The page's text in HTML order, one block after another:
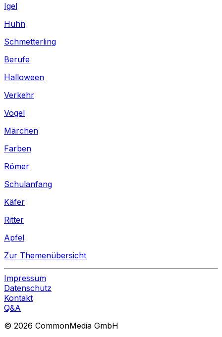
Igel
Huhn
Schmetterling
Berufe
Halloween
Verkehr
Vogel
Märchen
Farben
Römer
Schulanfang
Käfer
Ritter
Apfel
Zur Themenübersicht
Impressum
Datenschutz
Kontakt
Q&A
© 2026 CommonMedia GmbH